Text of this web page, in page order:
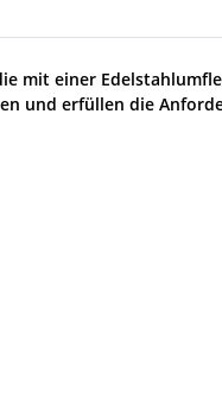
mit einer
und erfüllen die